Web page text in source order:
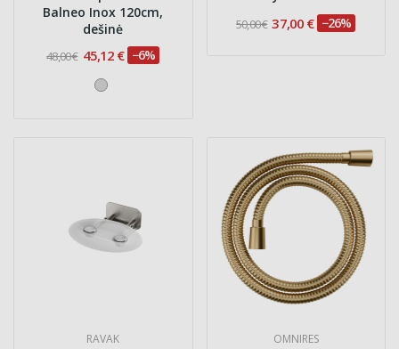
Balneo Inox 120cm,
dešinė
48,00 € 45,12 € −6%
50,00 € 37,00 € −26%
RAVAK OMNIRES